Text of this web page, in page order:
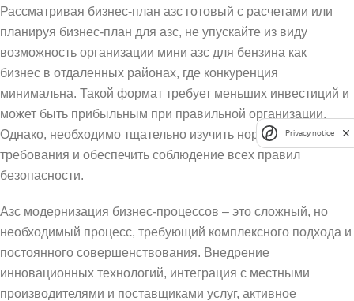
Рассматривая бизнес-план азс готовый с расчетами или
планируя бизнес-план для азс, не упускайте из виду
возможность организации мини азс для бензина как
бизнес в отдаленных районах, где конкуренция
минимальна. Такой формат требует меньших инвестиций и
может быть прибыльным при правильной организации.
Однако, необходимо тщательно изучить нормативные
требования и обеспечить соблюдение всех правил
безопасности.
Азс модернизация бизнес-процессов – это сложный, но
необходимый процесс, требующий комплексного подхода и
постоянного совершенствования. Внедрение
инновационных технологий, интеграция с местными
производителями и поставщиками услуг, активное
Privacy notice